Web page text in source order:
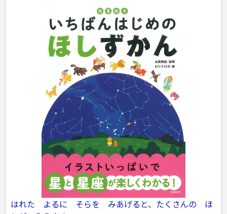
飲み物・お酒
読み物・絵本
音と光のでる絵本
自由研究・読書感想文
えんぴつちょう
漢字検定・数学検定
簿記検定
看護・薬学
ケアマネジャー
介護・社会福祉士
司法書士・社労士
行政書士・宅建
衛生管理・運行管理
建築・土木
電気・危険物
調理師
スキル・キャリアアップ
危険物取扱者
消防設備士
登録販売者
その他資格試験
経営・経済・法律
マネー・株・資産
ビジネス・法律
簿記・経理・税金・保険
その他ビジネス
自己啓発
ビジネス読み物
旅行・歴史
国内・海外旅行
国外旅行
国内旅行
散歩・グルメ
地理・歴史
地理・地図
その他文庫
ダイアリー
プラチナダイアリー プレステージ
はれた よるに そらを みあげると、たくさんの ほ